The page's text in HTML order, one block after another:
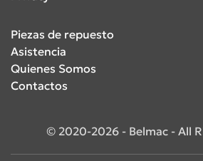
Piezas de repuesto
Asistencia
Quienes Somos
Contactos
© 2020-2026 - Belmac - All